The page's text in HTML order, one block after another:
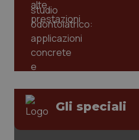
Gli speciali
tracking-sites-ironfish-
session-id